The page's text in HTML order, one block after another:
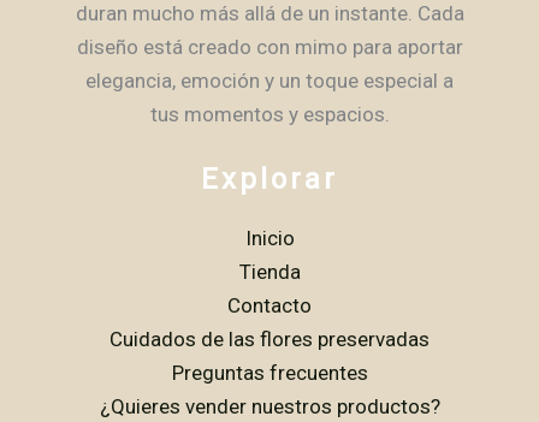
duran mucho más allá de un instante. Cada
diseño está creado con mimo para aportar
elegancia, emoción y un toque especial a
tus momentos y espacios.
Explorar
Inicio
Tienda
Contacto
Cuidados de las flores preservadas
Preguntas frecuentes
¿Quieres vender nuestros productos?